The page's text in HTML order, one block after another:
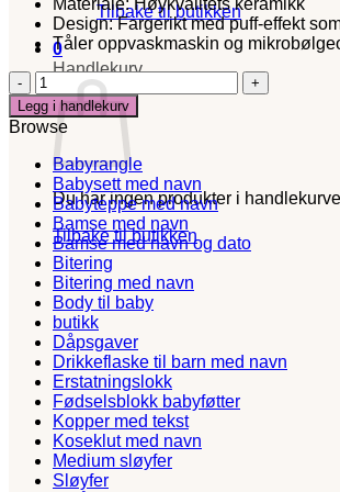
Tilbake til butikken
0
Handlekurv
Du har ingen produkter i
Tilbake til butikken
Design: Fargerikt med puff-effekt
Tåler oppvaskmaskin og
My
mother
in
laws
son-
kopp
med
tekst
antall
Legg i handlekurv
Browse
Babyrangle
Babysett med navn
Babyteppe med navn
Bamse med navn
Bamse med navn og dato
Bitering
Bitering med navn
Body til baby
butikk
Dåpsgaver
Drikkeflaske til barn med navn
Erstatningslokk
Fødselsblokk babyføtter
Kopper med tekst
Koseklut med navn
Medium sløyfer
Sløyfer